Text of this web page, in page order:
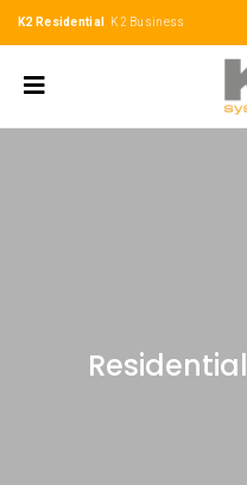
K2 Residential K2 Business
Residential